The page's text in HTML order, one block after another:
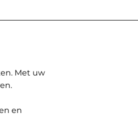
Met uw
en